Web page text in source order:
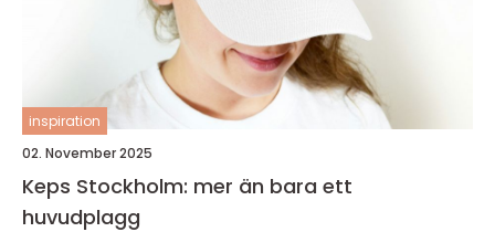
inspiration
02. November 2025
Keps Stockholm: mer än bara ett
huvudplagg